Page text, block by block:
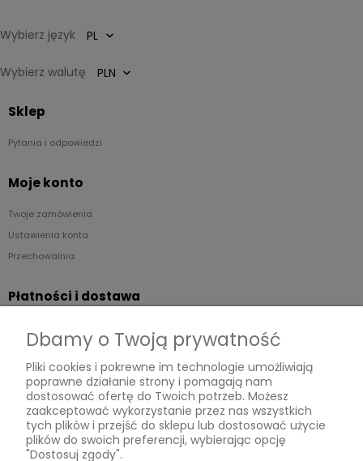
Wybierz język
Wybierz walutę
Sklep
Pytania i odpowiedzi
Moje konto
Twoje zamówienia
Ustawienia konta
Przechowalnia
Płatności i dostawa
Czas i koszty dostawy
Informacje
Regulaminy
Polityka prywatności
Dbamy o Twoją prywatność
Pliki cookies i pokrewne im technologie umożliwiają
poprawne działanie strony i pomagają nam
dostosować ofertę do Twoich potrzeb. Możesz
zaakceptować wykorzystanie przez nas wszystkich
tych plików i przejść do sklepu lub dostosować użycie
plików do swoich preferencji, wybierając opcję
"Dostosuj zgody".